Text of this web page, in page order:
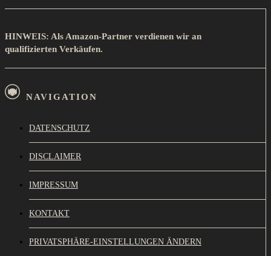
HINWEIS: Als Amazon-Partner verdienen wir an
qualifizierten Verkäufen.
NAVIGATION
DATENSCHUTZ
DISCLAIMER
IMPRESSUM
KONTAKT
PRIVATSPHÄRE-EINSTELLUNGEN ÄNDERN